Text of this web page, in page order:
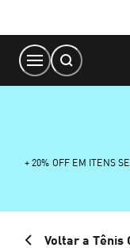
Content
+ 20% OFF EM ITENS
Voltar a Tênis